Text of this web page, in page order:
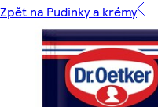
Zpět na Pudinky a krémy